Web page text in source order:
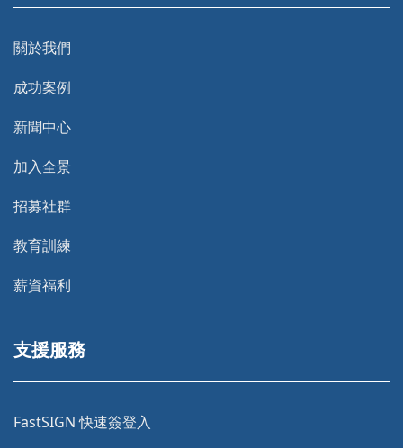
關於我們
成功案例
新聞中心
加入全景
招募社群
教育訓練
薪資福利
支援服務
FastSIGN 快速簽登入